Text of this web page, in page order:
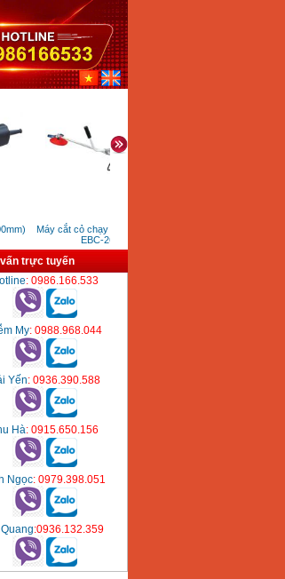
Máy cắt cỏ chạy xăng ERGEN
EBC-260B
trực tuyến
: 0986.166.533
My: 0988.968.044
Yến: 0936.390.588
Hà: 0915.650.156
Ngọc: 0979.398.051
Quang:0936.132.359